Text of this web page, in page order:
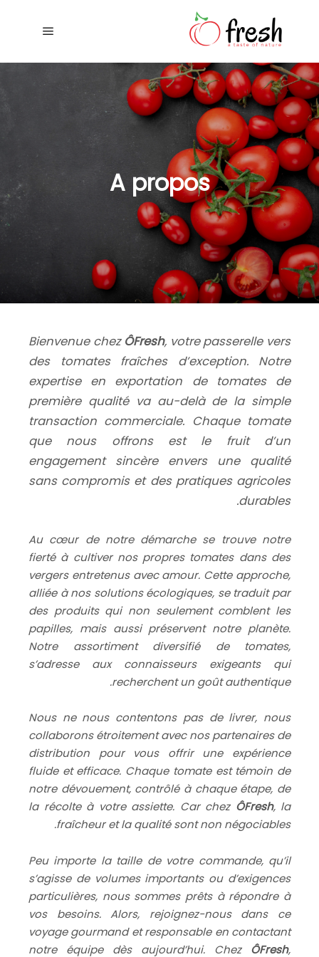
A propos
Bienvenue chez ÔFresh, votre passerelle vers
des tomates fraîches d’exception. Notre
expertise en exportation de tomates de
première qualité va au-delà de la simple
transaction commerciale. Chaque tomate
que nous offrons est le fruit d’un
engagement sincère envers une qualité
sans compromis et des pratiques agricoles
durables.
Au cœur de notre démarche se trouve notre
fierté à cultiver nos propres tomates dans des
vergers entretenus avec amour. Cette approche,
alliée à nos solutions écologiques, se traduit par
des produits qui non seulement comblent les
papilles, mais aussi préservent notre planète.
Notre assortiment diversifié de tomates,
s’adresse aux connaisseurs exigeants qui
recherchent un goût authentique.
Nous ne nous contentons pas de livrer, nous
collaborons étroitement avec nos partenaires de
distribution pour vous offrir une expérience
fluide et efficace. Chaque tomate est témoin de
notre dévouement, contrôlé à chaque étape, de
la récolte à votre assiette. Car chez ÔFresh, la
fraîcheur et la qualité sont non négociables.
Peu importe la taille de votre commande, qu’il
s’agisse de volumes importants ou d’exigences
particulières, nous sommes prêts à répondre à
vos besoins. Alors, rejoignez-nous dans ce
voyage gourmand et responsable en contactant
notre équipe dès aujourd’hui. Chez ÔFresh,